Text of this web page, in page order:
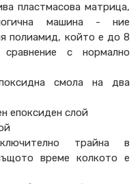
пластмасова матрица,
машина - ние
полиамид, който е до 8
с нормално
смола на два
епоксиден слой
трайна в
време колкото е